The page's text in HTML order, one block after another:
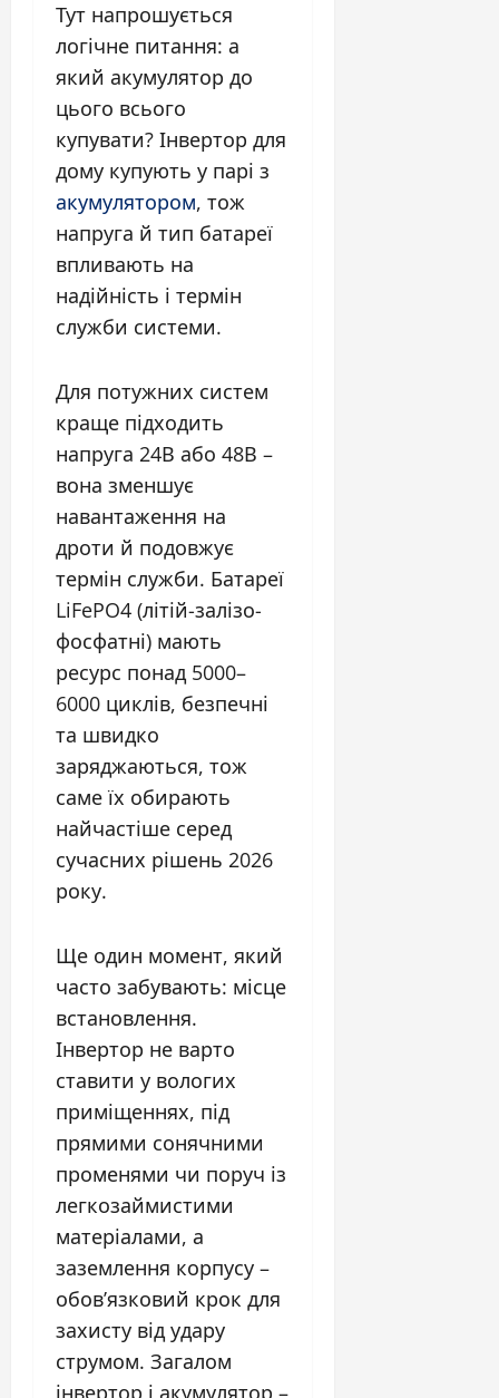
Тут напрошується
логічне питання: а
який акумулятор до
цього всього
купувати? Інвертор для
дому купують у парі з
акумулятором, тож
напруга й тип батареї
впливають на
надійність і термін
служби системи.
Для потужних систем
краще підходить
напруга 24В або 48В –
вона зменшує
навантаження на
дроти й подовжує
термін служби. Батареї
LiFePO4 (літій-залізо-
фосфатні) мають
ресурс понад 5000–
6000 циклів, безпечні
та швидко
заряджаються, тож
саме їх обирають
найчастіше серед
сучасних рішень 2026
року.
Ще один момент, який
часто забувають: місце
встановлення.
Інвертор не варто
ставити у вологих
приміщеннях, під
прямими сонячними
променями чи поруч із
легкозаймистими
матеріалами, а
заземлення корпусу –
обов’язковий крок для
захисту від удару
струмом. Загалом